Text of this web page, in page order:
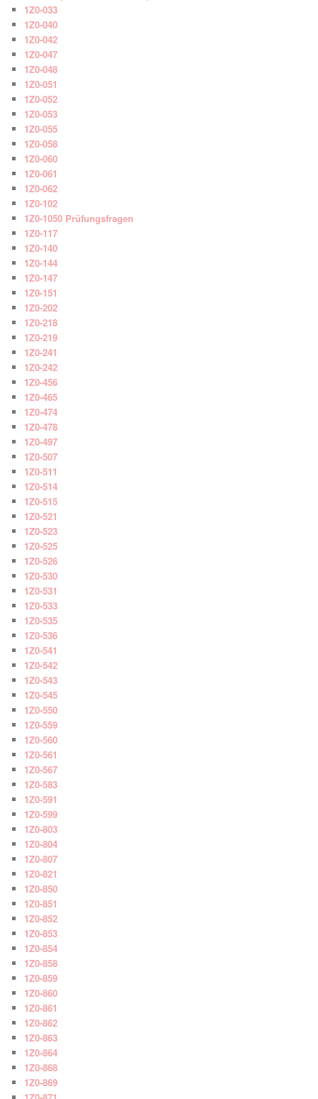
1Z0-033
1Z0-040
1Z0-042
1Z0-047
1Z0-048
1Z0-051
1Z0-052
1Z0-053
1Z0-055
1Z0-058
1Z0-060
1Z0-061
1Z0-062
1Z0-102
1Z0-1050 Prüfungsfragen
1Z0-117
1Z0-140
1Z0-144
1Z0-147
1Z0-151
1Z0-202
1Z0-218
1Z0-219
1Z0-241
1Z0-242
1Z0-456
1Z0-465
1Z0-474
1Z0-478
1Z0-497
1Z0-507
1Z0-511
1Z0-514
1Z0-515
1Z0-521
1Z0-523
1Z0-525
1Z0-526
1Z0-530
1Z0-531
1Z0-533
1Z0-535
1Z0-536
1Z0-541
1Z0-542
1Z0-543
1Z0-545
1Z0-550
1Z0-559
1Z0-560
1Z0-561
1Z0-567
1Z0-583
1Z0-591
1Z0-599
1Z0-803
1Z0-804
1Z0-807
1Z0-821
1Z0-850
1Z0-851
1Z0-852
1Z0-853
1Z0-854
1Z0-858
1Z0-859
1Z0-860
1Z0-861
1Z0-862
1Z0-863
1Z0-864
1Z0-868
1Z0-869